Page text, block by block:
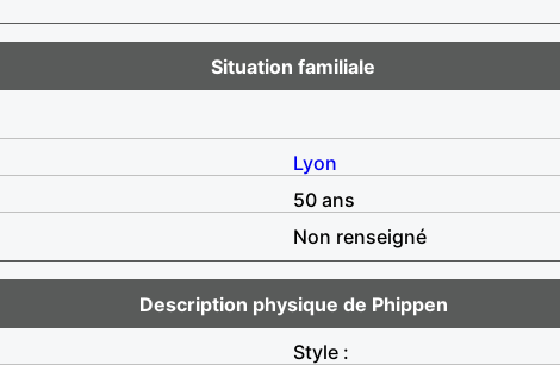
Situation familiale
Lyon
50 ans
Non renseigné
Description physique de Phippen
Style :